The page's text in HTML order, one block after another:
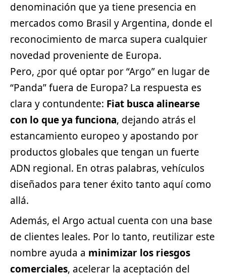
denominación que ya tiene presencia en
mercados como Brasil y Argentina, donde el
reconocimiento de marca supera cualquier
novedad proveniente de Europa.
Pero, ¿por qué optar por “Argo” en lugar de
“Panda” fuera de Europa? La respuesta es
clara y contundente: Fiat busca alinearse
con lo que ya funciona, dejando atrás el
estancamiento europeo y apostando por
productos globales que tengan un fuerte
ADN regional. En otras palabras, vehículos
diseñados para tener éxito tanto aquí como
allá.
Además, el Argo actual cuenta con una base
de clientes leales. Por lo tanto, reutilizar este
nombre ayuda a minimizar los riesgos
comerciales, acelerar la aceptación del